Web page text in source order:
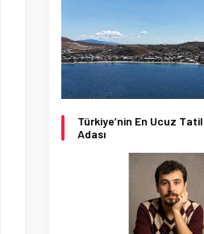
Türkiye’nin En Ucuz
Adası